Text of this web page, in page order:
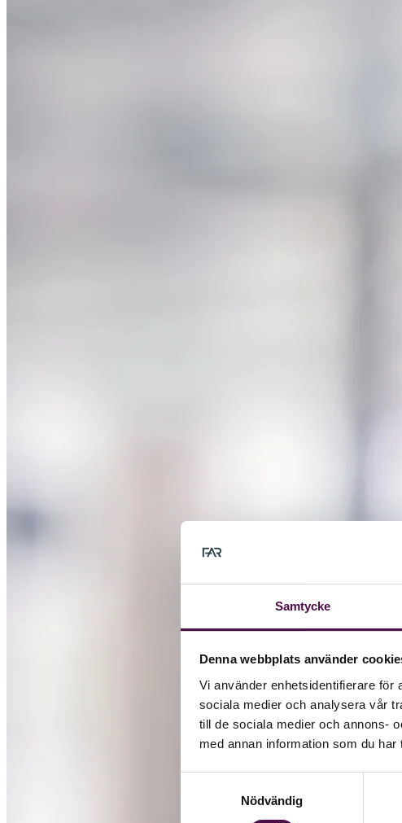
Samtycke
Denna webbplats använder
Vi använder enhetsidentifierare för
sociala medier och analysera vår
till de sociala medier och annons-
med annan information som du
Nödvändig